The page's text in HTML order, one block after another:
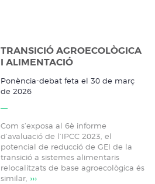
TRANSICIÓ AGROECOLÒGICA
I ALIMENTACIÓ
Ponència-debat feta el 30 de març
de 2026
Com s’exposa al 6è informe
d’avaluació de l’IPCC 2023, el
potencial de reducció de GEI de la
transició a sistemes alimentaris
relocalitzats de base agroecològica és
similar, ›››